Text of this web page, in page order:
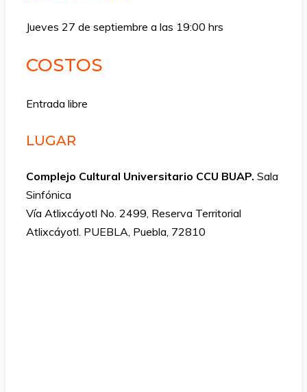
Jueves 27 de septiembre a las 19:00 hrs
COSTOS
Entrada libre
LUGAR
Complejo Cultural Universitario CCU BUAP. Sala
Sinfónica
Vía Atlixcáyotl No. 2499, Reserva Territorial
Atlixcáyotl. PUEBLA, Puebla, 72810